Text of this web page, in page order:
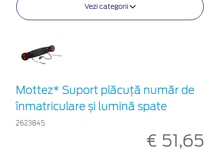
Vezi categorii
Mottez* Suport plăcuță număr de
înmatriculare și lumină spate
2623845
€ 51,65